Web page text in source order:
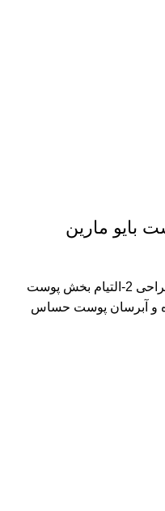
بایو مارین
1-کاهش التهابات پوستی پس از جراحی 2-التیام بخش پوست
3-ترمیم کننده و آبرسان پوست حساس